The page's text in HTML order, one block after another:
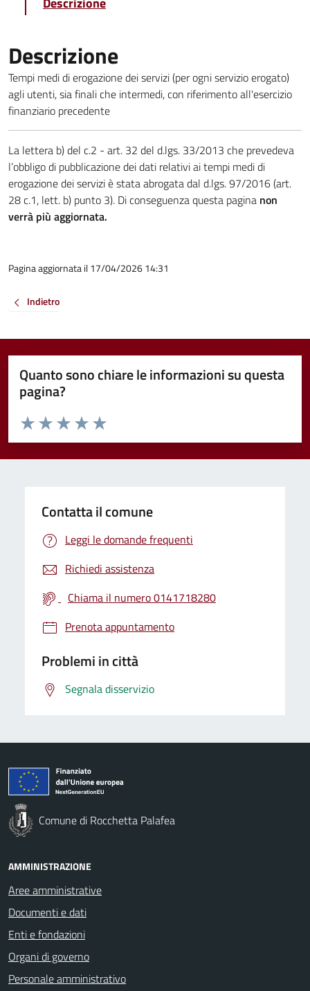
Descrizione
Tempi medi di erogazione dei servizi (per ogni servizio erogato)
agli utenti, sia finali che intermedi, con riferimento all'esercizio
finanziario precedente
La lettera b) del c.2 - art. 32 del d.lgs. 33/2013 che prevedeva
l’obbligo di pubblicazione dei dati relativi ai tempi medi di
erogazione dei servizi è stata abrogata dal d.lgs. 97/2016 (art.
28 c.1, lett. b) punto 3). Di conseguenza questa pagina non
verrà più aggiornata.
Pagina aggiornata il 17/04/2026 14:31
Indietro
Quanto sono chiare le informazioni su questa
pagina?
Valuta da 1 a 5 stelle la pagina
Valuta 5 stelle su 5
Valuta 4 stelle su 5
Valuta 3 stelle su 5
Valuta 2 stelle su 5
Valuta 1 stelle su 5
Contatta il comune
Leggi le domande frequenti
Richiedi assistenza
Chiama il numero 0141718280
Prenota appuntamento
Problemi in città
Segnala disservizio
Comune di Rocchetta Palafea
AMMINISTRAZIONE
Aree amministrative
Documenti e dati
Enti e fondazioni
Organi di governo
Personale amministrativo